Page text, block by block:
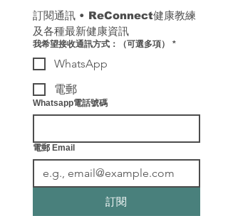
訂閱通訊 • ReConnect健康教練
及各種最新健康資訊
我希望接收通訊方式：（可選多項） *
WhatsApp
電郵
Whatsapp電話號碼
電郵 Email
訂閱